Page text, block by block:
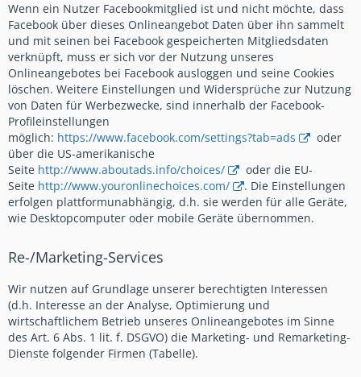
Wenn ein Nutzer Facebookmitglied ist und nicht möchte, dass
Facebook über dieses Onlineangebot Daten über ihn sammelt
und mit seinen bei Facebook gespeicherten Mitgliedsdaten
verknüpft, muss er sich vor der Nutzung unseres
Onlineangebotes bei Facebook ausloggen und seine Cookies
löschen. Weitere Einstellungen und Widersprüche zur Nutzung
von Daten für Werbezwecke, sind innerhalb der Facebook-
Profileinstellungen
möglich: https://www.facebook.com/settings?tab=ads
oder
über die US-amerikanische
Seite http://www.aboutads.info/choices/
oder die EU-
Seite http://www.youronlinechoices.com/
. Die Einstellungen
erfolgen plattformunabhängig, d.h. sie werden für alle Geräte,
wie Desktopcomputer oder mobile Geräte übernommen.
Re-/Marketing-Services
Wir nutzen auf Grundlage unserer berechtigten Interessen
(d.h. Interesse an der Analyse, Optimierung und
wirtschaftlichem Betrieb unseres Onlineangebotes im Sinne
des Art. 6 Abs. 1 lit. f. DSGVO) die Marketing- und Remarketing-
Dienste folgender Firmen (Tabelle).